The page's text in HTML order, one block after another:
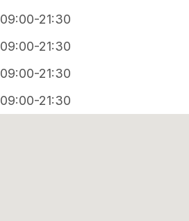
09:00-21:30
09:00-21:30
09:00-21:30
09:00-21:30